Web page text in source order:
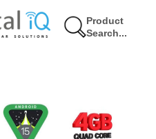
Product
Search...
9% Έκπτωση